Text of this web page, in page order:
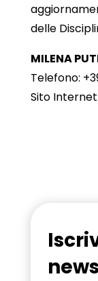
delle
MILENA
Telefono:
Sito Internet: